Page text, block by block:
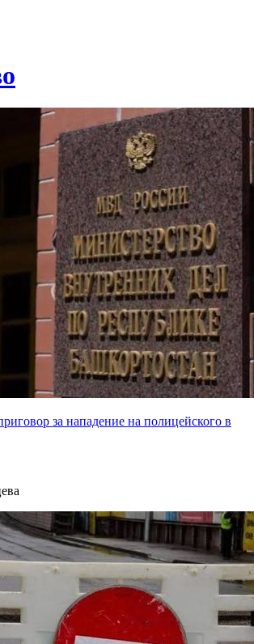
за нападение на полицейского в